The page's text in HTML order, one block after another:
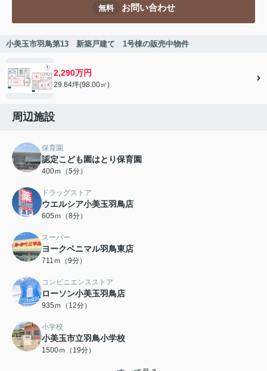
無料 お問い合わせ
小美玉市羽鳥第13 新築戸建て 1号棟の販売中物件
2,290万円
29.64坪(98.00㎡)
周辺施設
保育園
認定こども園はとり保育園
400ｍ（5分）
ドラッグストア
ウエルシア小美玉羽鳥店
605ｍ（8分）
スーパー
ヨークベニマル羽鳥東店
711ｍ（9分）
コンビニエンスストア
ローソン小美玉羽鳥店
935ｍ（12分）
小学校
小美玉市立羽鳥小学校
1500ｍ（19分）